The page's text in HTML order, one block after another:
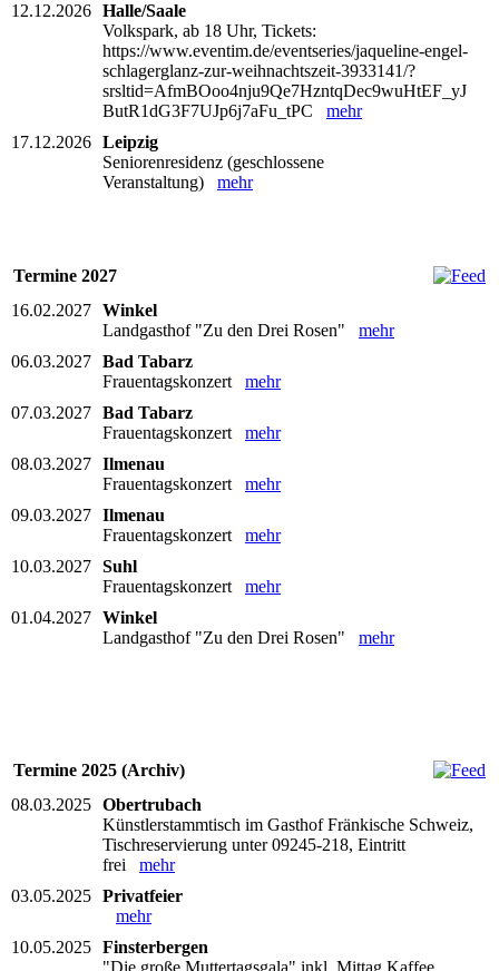
12.12.2026 Halle/Saale
Volkspark, ab 18 Uhr, Tickets:
https://www.eventim.de/eventseries/jaqueline-engel-
schlagerglanz-zur-weihnachtszeit-3933141/?
srsltid=AfmBOoo4nju9Qe7HzntqDec9wuHtEF_yJ
ButR1dG3F7UJp6j7aFu_tPC mehr
17.12.2026 Leipzig
Seniorenresidenz (geschlossene
Veranstaltung) mehr
Termine 2027
16.02.2027 Winkel
Landgasthof "Zu den Drei Rosen" mehr
06.03.2027 Bad Tabarz
Frauentagskonzert mehr
07.03.2027 Bad Tabarz
Frauentagskonzert mehr
08.03.2027 Ilmenau
Frauentagskonzert mehr
09.03.2027 Ilmenau
Frauentagskonzert mehr
10.03.2027 Suhl
Frauentagskonzert mehr
01.04.2027 Winkel
Landgasthof "Zu den Drei Rosen" mehr
Termine 2025 (Archiv)
08.03.2025 Obertrubach
Künstlerstammtisch im Gasthof Fränkische Schweiz,
Tischreservierung unter 09245-218, Eintritt
frei mehr
03.05.2025 Privatfeier
mehr
10.05.2025 Finsterbergen
"Die große Muttertagsgala" inkl. Mittag Kaffee